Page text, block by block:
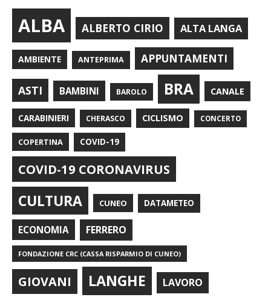
ALBA ALBERTO CIRIO ALTA LANGA
AMBIENTE ANTEPRIMA APPUNTAMENTI
ASTI BAMBINI BAROLO BRA CANALE
CARABINIERI CHERASCO CICLISMO CONCERTO
COPERTINA COVID-19
COVID-19 CORONAVIRUS
CULTURA CUNEO DATAMETEO
ECONOMIA FERRERO
FONDAZIONE CRC (CASSA RISPARMIO DI CUNEO)
GIOVANI LANGHE LAVORO